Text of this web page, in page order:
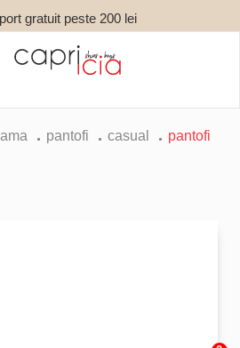
gratuit peste 200 lei
pantofi casual
pantofi